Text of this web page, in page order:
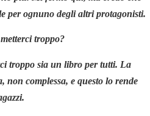
per ognuno degli altri protagonisti.
troppo?
troppo sia un libro per tutti. La
non complessa, e questo lo rende